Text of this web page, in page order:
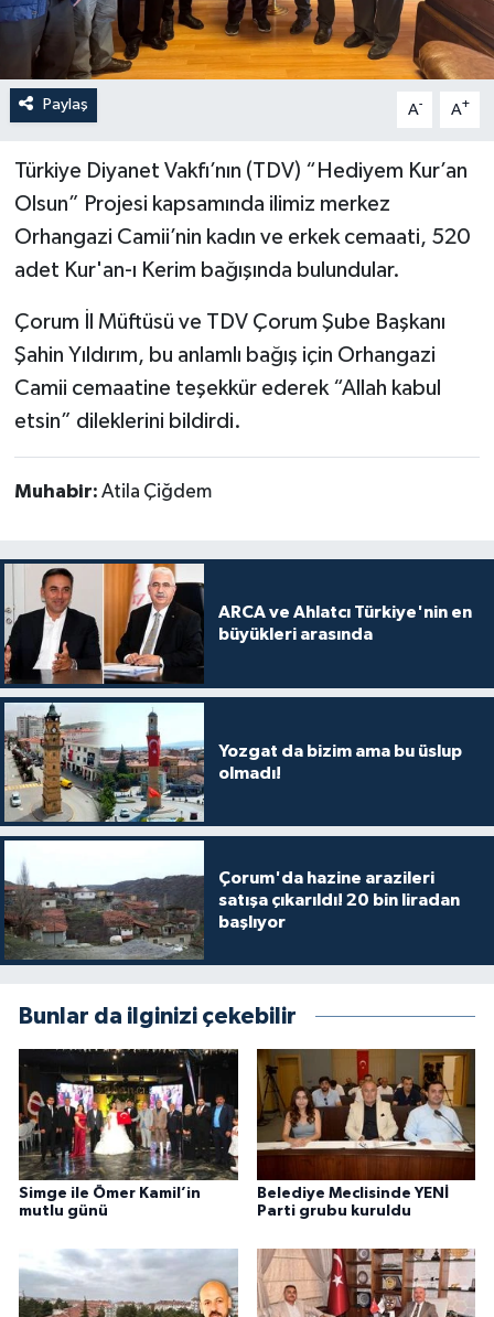
Paylaş A- A+
Türkiye Diyanet Vakfı’nın (TDV) “Hediyem Kur’an
Olsun” Projesi kapsamında ilimiz merkez
Orhangazi Camii’nin kadın ve erkek cemaati, 520
adet Kur'an-ı Kerim bağışında bulundular.
Çorum İl Müftüsü ve TDV Çorum Şube Başkanı
Şahin Yıldırım, bu anlamlı bağış için Orhangazi
Camii cemaatine teşekkür ederek “Allah kabul
etsin” dileklerini bildirdi.
Muhabir: Atila Çiğdem
ARCA ve Ahlatcı Türkiye'nin en
büyükleri arasında
Yozgat da bizim ama bu üslup
olmadı!
Çorum'da hazine arazileri
satışa çıkarıldı! 20 bin liradan
başlıyor
Bunlar da ilginizi çekebilir
Simge ile Ömer Kamil’in
mutlu günü
Belediye Meclisinde YENİ
Parti grubu kuruldu